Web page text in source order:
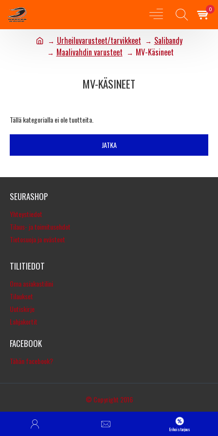
0
Urheiluvarusteet/tarvikkeet
Salibandy
Maalivahdin varusteet
MV-Käsineet
MV-KÄSINEET
Tällä kategorialla ei ole tuotteita.
JATKA
SEURASHOP
Yhteystiedot
Tilaus- ja toimitusehdot
Tietosuoja ja evästeet
TILITIEDOT
Oma asiakastilini
Tilaukset
Uutiskirje
Lahjakortit
FACEBOOK
Tähän facebook?
© Copyright 2016
Erikoistarjous